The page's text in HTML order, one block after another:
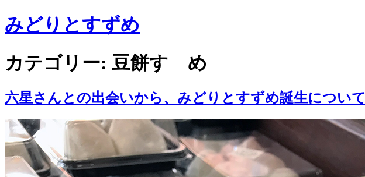
みどりとすずめ
コ
ン
ン
ツ
へ
ス
キ
カテゴリー: 豆餅すゞめ
六星さんとの出会いから、みどりとすずめ誕生について